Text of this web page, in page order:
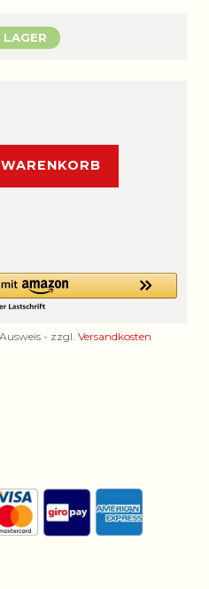
LAGER
- zzgl. Versandkosten